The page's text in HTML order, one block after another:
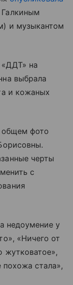
и музыкантом
«ДДТ» на
выбрала
и кожаных
общем фото
черты
с
недоумение у
«Ничего от
жутковатое»,
стала»,